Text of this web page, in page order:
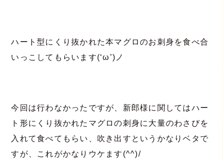
ハート型にくり抜かれた本マグロのお刺身を食べ合
いっこしてもらいます(‘ω’)ノ
今回は行わなかったですが、新郎様に関してはハー
ト形にくり抜かれたマグロの刺身に大量のわさびを
入れて食べてもらい、吹き出すというかなりベタで
すが、これがかなりウケます(^^)/